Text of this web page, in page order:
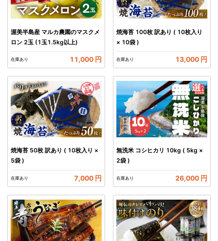
渥美半島産 マルカ農園のマスクメ
ロン 2玉 (1玉1.5kg以上)
在庫あり 11,000 円
焼海苔 100枚 訳あり ( 10枚入り
× 10袋 )
在庫あり 13,000 円
焼海苔 50枚 訳あり ( 10枚入り ×
5袋 )
在庫あり 7,000 円
無洗米 コシヒカリ 10kg ( 5kg ×
2袋 )
在庫あり 26,000 円